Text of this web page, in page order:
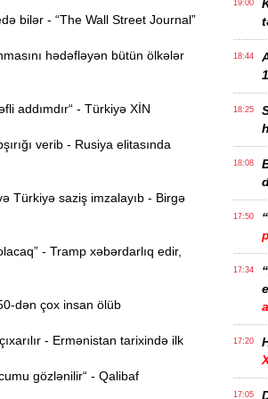
bilər - “The Wall Street Journal”
hədəfləyən bütün ölkələr
addımdır“ - Türkiyə XİN
verib - Rusiya elitasında
Türkiyə saziş imzalayıb - Birgə
- Tramp xəbərdarlıq edir,
dən çox insan ölüb
- Ermənistan tarixində ilk
gözlənilir“ - Qalibaf
19:00
18:44
18:25
18:08
17:50
17:34
17:20
17:05